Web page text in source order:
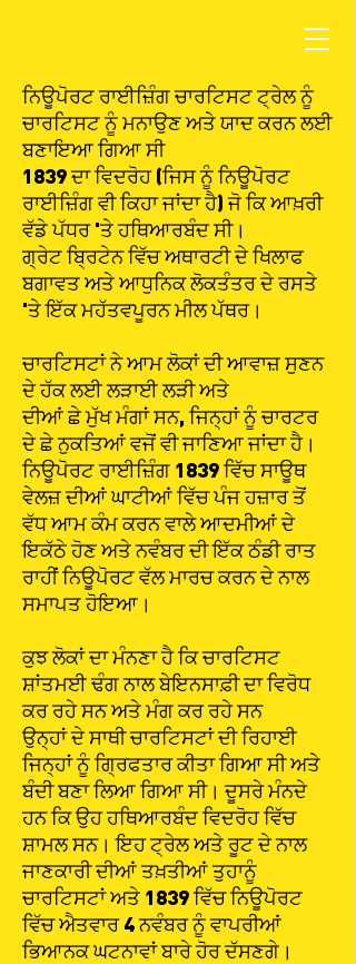
ਨਿਊਪੋਰਟ ਰਾਈਜ਼ਿੰਗ ਚਾਰਟਿਸਟ ਟ੍ਰੇਲ ਨੂੰ
ਚਾਰਟਿਸਟ ਨੂੰ ਮਨਾਉਣ ਅਤੇ ਯਾਦ ਕਰਨ ਲਈ
ਬਣਾਇਆ ਗਿਆ ਸੀ
1839 ਦਾ ਵਿਦਰੋਹ (ਜਿਸ ਨੂੰ ਨਿਊਪੋਰਟ
ਰਾਈਜ਼ਿੰਗ ਵੀ ਕਿਹਾ ਜਾਂਦਾ ਹੈ) ਜੋ ਕਿ ਆਖ਼ਰੀ
ਵੱਡੇ ਪੱਧਰ 'ਤੇ ਹਥਿਆਰਬੰਦ ਸੀ।
ਗ੍ਰੇਟ ਬ੍ਰਿਟੇਨ ਵਿੱਚ ਅਥਾਰਟੀ ਦੇ ਖਿਲਾਫ
ਬਗਾਵਤ ਅਤੇ ਆਧੁਨਿਕ ਲੋਕਤੰਤਰ ਦੇ ਰਸਤੇ
'ਤੇ ਇੱਕ ਮਹੱਤਵਪੂਰਨ ਮੀਲ ਪੱਥਰ।
ਚਾਰਟਿਸਟਾਂ ਨੇ ਆਮ ਲੋਕਾਂ ਦੀ ਆਵਾਜ਼ ਸੁਣਨ
ਦੇ ਹੱਕ ਲਈ ਲੜਾਈ ਲੜੀ ਅਤੇ
ਦੀਆਂ ਛੇ ਮੁੱਖ ਮੰਗਾਂ ਸਨ, ਜਿਨ੍ਹਾਂ ਨੂੰ ਚਾਰਟਰ
ਦੇ ਛੇ ਨੁਕਤਿਆਂ ਵਜੋਂ ਵੀ ਜਾਣਿਆ ਜਾਂਦਾ ਹੈ।
ਨਿਊਪੋਰਟ ਰਾਈਜ਼ਿੰਗ 1839 ਵਿੱਚ ਸਾਊਥ
ਵੇਲਜ਼ ਦੀਆਂ ਘਾਟੀਆਂ ਵਿੱਚ ਪੰਜ ਹਜ਼ਾਰ ਤੋਂ
ਵੱਧ ਆਮ ਕੰਮ ਕਰਨ ਵਾਲੇ ਆਦਮੀਆਂ ਦੇ
ਇਕੱਠੇ ਹੋਣ ਅਤੇ ਨਵੰਬਰ ਦੀ ਇੱਕ ਠੰਡੀ ਰਾਤ
ਰਾਹੀਂ ਨਿਊਪੋਰਟ ਵੱਲ ਮਾਰਚ ਕਰਨ ਦੇ ਨਾਲ
ਸਮਾਪਤ ਹੋਇਆ।
ਕੁਝ ਲੋਕਾਂ ਦਾ ਮੰਨਣਾ ਹੈ ਕਿ ਚਾਰਟਿਸਟ
ਸ਼ਾਂਤਮਈ ਢੰਗ ਨਾਲ ਬੇਇਨਸਾਫ਼ੀ ਦਾ ਵਿਰੋਧ
ਕਰ ਰਹੇ ਸਨ ਅਤੇ ਮੰਗ ਕਰ ਰਹੇ ਸਨ
ਉਨ੍ਹਾਂ ਦੇ ਸਾਥੀ ਚਾਰਟਿਸਟਾਂ ਦੀ ਰਿਹਾਈ
ਜਿਨ੍ਹਾਂ ਨੂੰ ਗ੍ਰਿਫਤਾਰ ਕੀਤਾ ਗਿਆ ਸੀ ਅਤੇ
ਬੰਦੀ ਬਣਾ ਲਿਆ ਗਿਆ ਸੀ। ਦੂਸਰੇ ਮੰਨਦੇ
ਹਨ ਕਿ ਉਹ ਹਥਿਆਰਬੰਦ ਵਿਦਰੋਹ ਵਿੱਚ
ਸ਼ਾਮਲ ਸਨ। ਇਹ ਟ੍ਰੇਲ ਅਤੇ ਰੂਟ ਦੇ ਨਾਲ
ਜਾਣਕਾਰੀ ਦੀਆਂ ਤਖ਼ਤੀਆਂ ਤੁਹਾਨੂੰ
ਚਾਰਟਿਸਟਾਂ ਅਤੇ 1839 ਵਿੱਚ ਨਿਊਪੋਰਟ
ਵਿੱਚ ਐਤਵਾਰ 4 ਨਵੰਬਰ ਨੂੰ ਵਾਪਰੀਆਂ
ਭਿਆਨਕ ਘਟਨਾਵਾਂ ਬਾਰੇ ਹੋਰ ਦੱਸਣਗੇ।